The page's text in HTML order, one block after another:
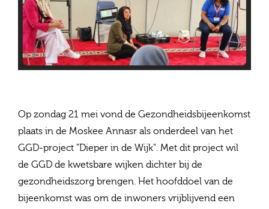
Op zondag 21 mei vond de Gezondheidsbijeenkomst
plaats in de Moskee Annasr als onderdeel van het
GGD-project "Dieper in de Wijk". Met dit project wil
de GGD de kwetsbare wijken dichter bij de
gezondheidszorg brengen. Het hoofddoel van de
bijeenkomst was om de inwoners vrijblijvend een